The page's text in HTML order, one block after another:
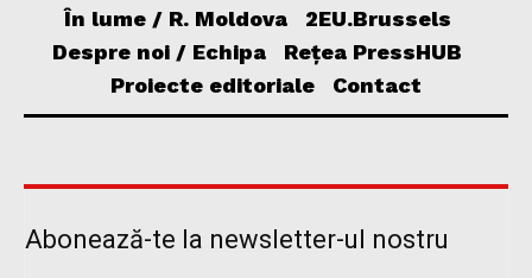
În lume / R. Moldova
2EU.Brussels
Despre noi / Echipa
Rețea PressHUB
Proiecte editoriale
Contact
Abonează-te la newsletter-ul nostru